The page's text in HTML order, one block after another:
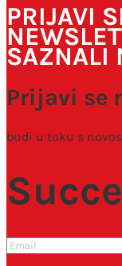
PRIJAVI
SAZNALI
Prijavi se
budi u toku s